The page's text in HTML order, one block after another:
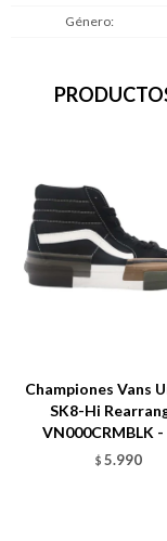
Género
Championes Vans
SK8-Hi
VN000CRMBLK -
$ 5.990